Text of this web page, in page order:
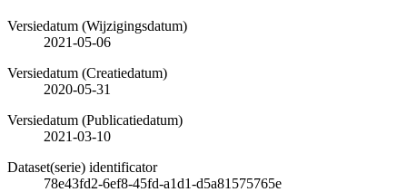
Versiedatum (Wijzigingsdatum)
2021-05-06
Versiedatum (Creatiedatum)
2020-05-31
Versiedatum (Publicatiedatum)
2021-03-10
Dataset(serie) identificator
78e43fd2-6ef8-45fd-a1d1-d5a81575765e